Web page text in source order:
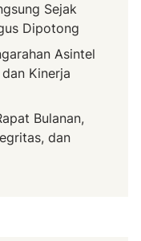
Sejak
Dipotong
Asintel
Kinerja
Bulanan,
dan